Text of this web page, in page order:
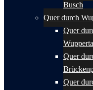
Busch
Quer durch
Quer
Quer
Quer